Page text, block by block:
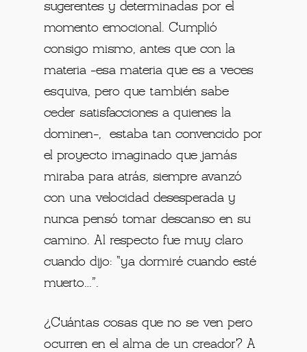
sugerentes y determinadas por el
momento emocional.Cumplió
consigo mismo, antes que con la
materia -esa materia que es a veces
esquiva, pero que también sabe
ceder satisfacciones a quienes la
dominen-, estaba tan convencido por
el proyecto imaginado que jamás
miraba para atrás, siempre avanzó
con una velocidad desesperada y
nunca pensó tomar descanso en su
camino. Al respecto fue muy claro
cuando dijo: “ya dormiré cuando esté
muerto…”.
¿Cuántas cosas que no se ven pero
ocurren en el alma de un creador? A